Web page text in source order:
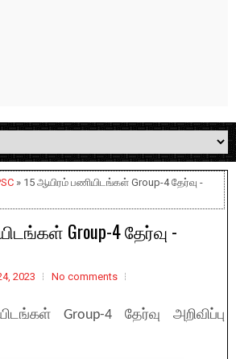
» 15 ஆயிரம் பணியிடங்கள் Group-4 தேர்வு -
Group-4 தேர்வு -
2023 No comments
Group-4 தேர்வு அறிவிப்பு